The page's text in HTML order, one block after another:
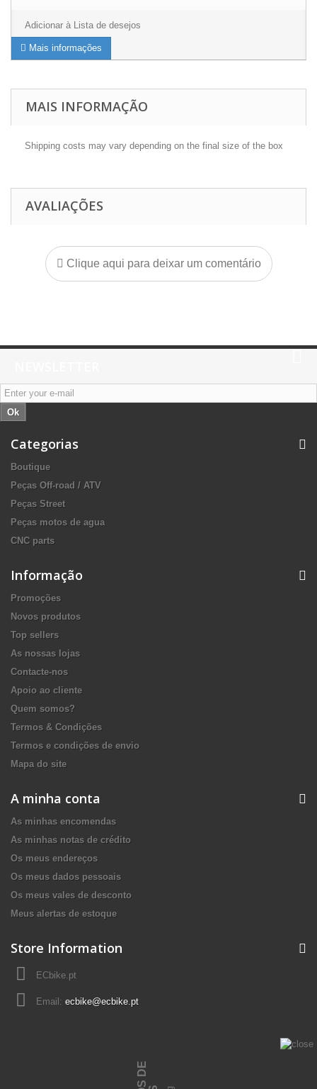
Adicionar à Lista de desejos
Mais informações
MAIS INFORMAÇÃO
Shipping costs may vary depending on the final size of the box
AVALIAÇÕES
Clique aqui para deixar um comentário
Ok
Categorias
Boutique
Peças Off-road / ATV
Peças Street
Peças motos de agua
CNC parts
Informação
Promoções
Novos produtos
Top sellers
As nossas lojas
Contacte-nos
Apoio ao cliente
Quem somos?
Termos & Condições
Termos e condições de envio
Mapa do site
A minha conta
As minhas encomendas
As minhas notas de crédito
Os meus endereços
Os meus dados pessoais
Os meus vales de desconto
Meus alertas de estoque
Store Information
ECbike.pt
Email: ecbike@ecbike.pt